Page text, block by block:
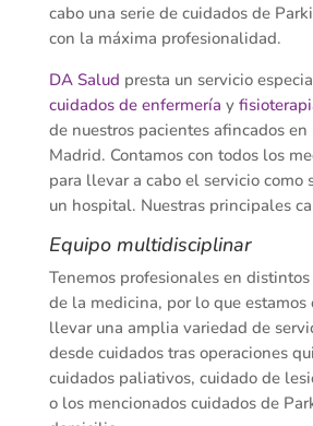
cabo una serie de cuidados de
con la máxima profesionalidad.
DA Salud presta un servicio
cuidados de enfermería y
de nuestros pacientes afincados
Madrid. Contamos con todos los
para llevar a cabo el servicio como
un hospital. Nuestras principales
Equipo multidisciplinar
Tenemos profesionales en
de la medicina, por lo que estamos
llevar una amplia variedad de
desde cuidados tras operaciones
cuidados paliativos, cuidado de
o los mencionados cuidados de